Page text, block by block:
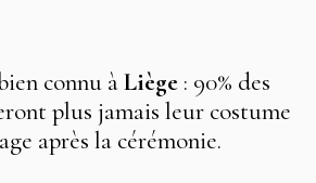
connu àLiège : 90% des
plus jamais leur costume
après la cérémonie.